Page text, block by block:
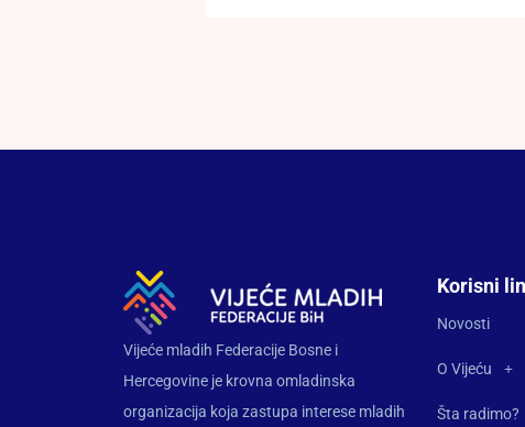
Vijeće mladih Federacije Bosne i
Hercegovine je krovna omladinska
organizacija koja zastupa interese mladih
Korisni
Novosti
O Vijeću
Šta radimo?